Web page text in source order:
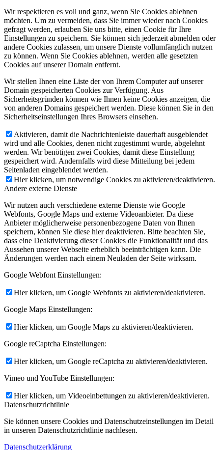
Wir respektieren es voll und ganz, wenn Sie Cookies ablehnen
möchten. Um zu vermeiden, dass Sie immer wieder nach Cookies
gefragt werden, erlauben Sie uns bitte, einen Cookie für Ihre
Einstellungen zu speichern. Sie können sich jederzeit abmelden oder
andere Cookies zulassen, um unsere Dienste vollumfänglich nutzen
zu können. Wenn Sie Cookies ablehnen, werden alle gesetzten
Cookies auf unserer Domain entfernt.
Wir stellen Ihnen eine Liste der von Ihrem Computer auf unserer
Domain gespeicherten Cookies zur Verfügung. Aus
Sicherheitsgründen können wie Ihnen keine Cookies anzeigen, die
von anderen Domains gespeichert werden. Diese können Sie in den
Sicherheitseinstellungen Ihres Browsers einsehen.
Aktivieren, damit die Nachrichtenleiste dauerhaft ausgeblendet
wird und alle Cookies, denen nicht zugestimmt wurde, abgelehnt
werden. Wir benötigen zwei Cookies, damit diese Einstellung
gespeichert wird. Andernfalls wird diese Mitteilung bei jedem
Seitenladen eingeblendet werden.
Hier klicken, um notwendige Cookies zu aktivieren/deaktivieren.
Andere externe Dienste
Wir nutzen auch verschiedene externe Dienste wie Google
Webfonts, Google Maps und externe Videoanbieter. Da diese
Anbieter möglicherweise personenbezogene Daten von Ihnen
speichern, können Sie diese hier deaktivieren. Bitte beachten Sie,
dass eine Deaktivierung dieser Cookies die Funktionalität und das
Aussehen unserer Webseite erheblich beeinträchtigen kann. Die
Änderungen werden nach einem Neuladen der Seite wirksam.
Google Webfont Einstellungen:
Hier klicken, um Google Webfonts zu aktivieren/deaktivieren.
Google Maps Einstellungen:
Hier klicken, um Google Maps zu aktivieren/deaktivieren.
Google reCaptcha Einstellungen:
Hier klicken, um Google reCaptcha zu aktivieren/deaktivieren.
Vimeo und YouTube Einstellungen:
Hier klicken, um Videoeinbettungen zu aktivieren/deaktivieren.
Datenschutzrichtlinie
Sie können unsere Cookies und Datenschutzeinstellungen im Detail
in unseren Datenschutzrichtlinie nachlesen.
Datenschutzerklärung